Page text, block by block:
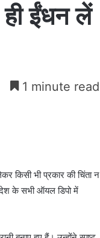
ईंधन लें
1 minute read
किसी भी प्रकार की चिंता न
के सभी ऑयल डिपो में